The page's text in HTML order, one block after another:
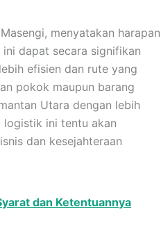
menyatakan harapan
dapat secara signifikan
efisien dan rute yang
pokok maupun barang
Utara dengan lebih
logistik ini tentu akan
dan kesejahteraan
dan Ketentuannya